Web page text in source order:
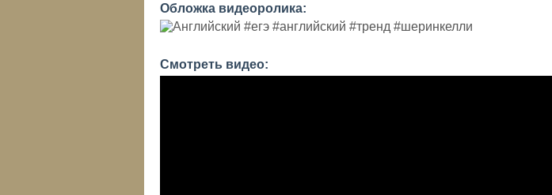
Обложка видеоролика:
Смотреть видео: